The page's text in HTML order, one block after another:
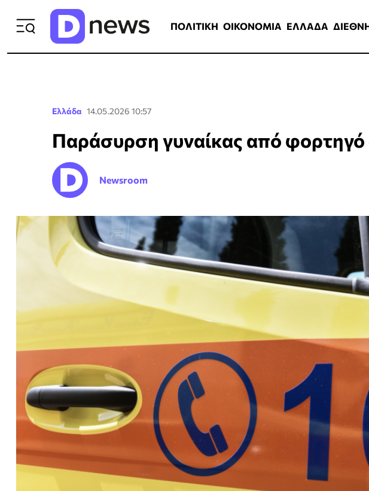
ΠΟΛΙΤΙΚΗ ΟΙΚΟΝΟΜΙΑ ΕΛΛΑΔΑ
Ελλάδα 14.05.2026 10:57
Παράσυρση γυναίκας από
Newsroom